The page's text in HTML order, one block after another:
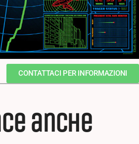
CONTATTACI PER INFORMAZIONI
anche